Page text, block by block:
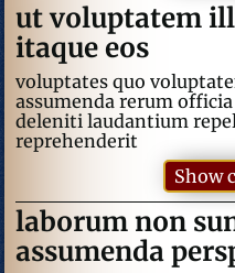
ut voluptatem
itaque eos
voluptates quo
assumenda rerum
deleniti laudantium
reprehenderit
Show
laborum non
assumenda